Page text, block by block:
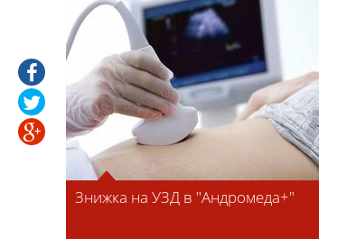
Знижка на УЗД в "Андромеда+"